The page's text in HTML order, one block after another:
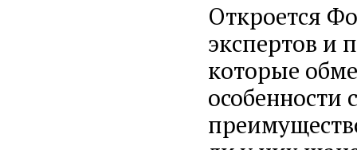
Откроется
экспертов и
которые
особенности